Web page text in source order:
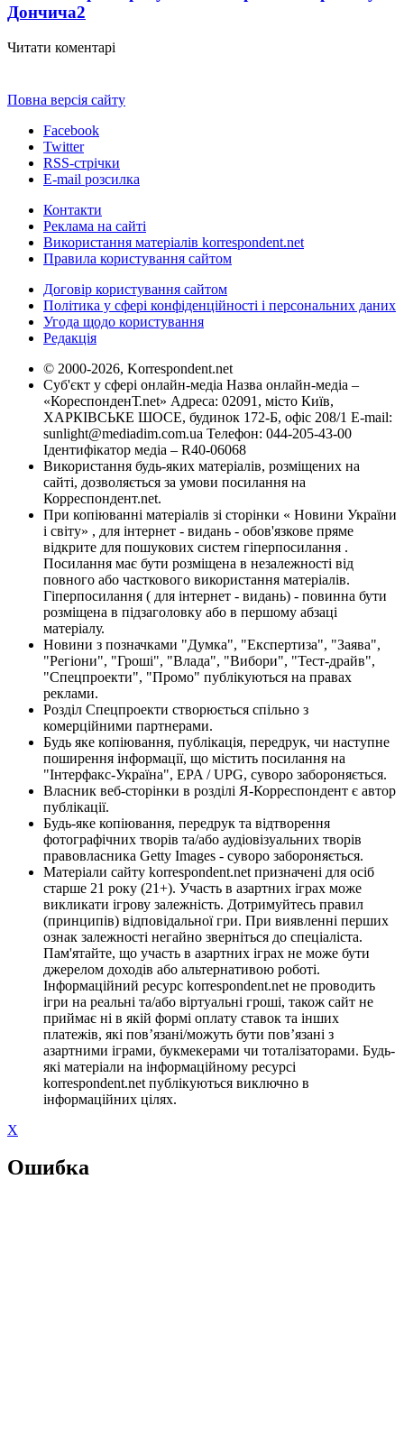
Дончича2
Читати коментарі
Повна версія сайту
Facebook
Twitter
RSS-стрічки
E-mail розсилка
Контакти
Реклама на сайті
Використання матеріалів korrespondent.net
Правила користування сайтом
Договір користування сайтом
Політика у сфері конфіденційності і персональних даних
Угода щодо користування
Редакція
© 2000-2026, Korrespondent.net
Суб'єкт у сфері онлайн-медіа Назва онлайн-медіа –
«КореспонденТ.net» Адреса: 02091, місто Київ,
ХАРКІВСЬКЕ ШОСЕ, будинок 172-Б, офіс 208/1 E-mail:
sunlight@mediadim.com.ua Телефон: 044-205-43-00
Ідентифікатор медіа – R40-06068
Використання будь-яких матеріалів, розміщених на
сайті, дозволяється за умови посилання на
Корреспондент.net.
При копіюванні матеріалів зі сторінки « Новини України
і світу» , для інтернет - видань - обов'язкове пряме
відкрите для пошукових систем гіперпосилання .
Посилання має бути розміщена в незалежності від
повного або часткового використання матеріалів.
Гіперпосилання ( для інтернет - видань) - повинна бути
розміщена в підзаголовку або в першому абзаці
матеріалу.
Новини з позначками "Думка", "Експертиза", "Заява",
"Регіони", "Гроші", "Влада", "Вибори", "Тест-драйв",
"Спецпроекти", "Промо" публікуються на правах
реклами.
Розділ Спецпроекти створюється спільно з
комерційними партнерами.
Будь яке копіювання, публікація, передрук, чи наступне
поширення інформації, що містить посилання на
"Інтерфакс-Україна", EPA / UPG, суворо забороняється.
Власник веб-сторінки в розділі Я-Корреспондент є автор
публікації.
Будь-яке копіювання, передрук та відтворення
фотографічних творів та/або аудіовізуальних творів
правовласника Getty Images - суворо забороняється.
Матеріали сайту korrespondent.net призначені для осіб
старше 21 року (21+). Участь в азартних іграх може
викликати ігрову залежність. Дотримуйтесь правил
(принципів) відповідальної гри. При виявленні перших
ознак залежності негайно зверніться до спеціаліста.
Пам'ятайте, що участь в азартних іграх не може бути
джерелом доходів або альтернативою роботі.
Інформаційний ресурс korrespondent.net не проводить
ігри на реальні та/або віртуальні гроші, також сайт не
приймає ні в якій формі оплату ставок та інших
платежів, які пов’язані/можуть бути пов’язані з
азартними іграми, букмекерами чи тоталізаторами. Будь-
які матеріали на інформаційному ресурсі
korrespondent.net публікуються виключно в
інформаційних цілях.
X
Ошибка